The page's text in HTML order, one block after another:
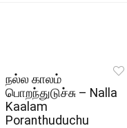
நல்ல காலம்
பொறந்துடுச்சு – Nalla
Kaalam
Poranthuduchu